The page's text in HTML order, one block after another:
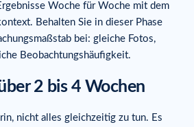
Woche für Woche mit dem
Behalten Sie in dieser Phase
bei: gleiche Fotos,
Beobachtungshäufigkeit.
2 bis 4 Wochen
nicht alles gleichzeitig zu tun. Es